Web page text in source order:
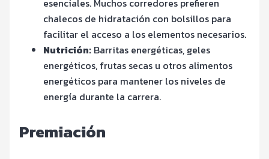
esenciales. Muchos corredores prefieren
chalecos de hidratación con bolsillos para
facilitar el acceso a los elementos necesarios.
Nutrición: Barritas energéticas, geles
energéticos, frutas secas u otros alimentos
energéticos para mantener los niveles de
energía durante la carrera.
Premiación